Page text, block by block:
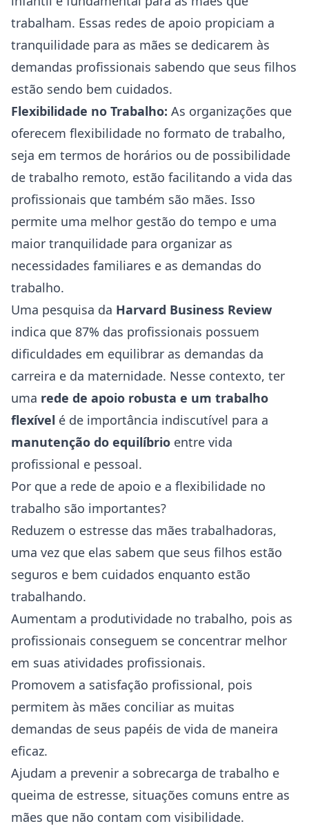
trabalham. Essas redes de apoio propiciam a
tranquilidade para as mães se dedicarem às
demandas profissionais sabendo que seus filhos
estão sendo bem cuidados.
Flexibilidade no Trabalho: As organizações que
oferecem flexibilidade no formato de trabalho,
seja em termos de horários ou de possibilidade
de trabalho remoto, estão facilitando a vida das
profissionais que também são mães. Isso
permite uma melhor gestão do tempo e uma
maior tranquilidade para organizar as
necessidades familiares e as demandas do
trabalho.
Uma pesquisa da Harvard Business Review
indica que 87% das profissionais possuem
dificuldades em equilibrar as demandas da
carreira e da maternidade. Nesse contexto, ter
uma rede de apoio robusta e um trabalho
flexível é de importância indiscutível para a
manutenção do equilíbrio entre vida
profissional e pessoal.
Por que a rede de apoio e a flexibilidade no
trabalho são importantes?
Reduzem o estresse das mães trabalhadoras,
uma vez que elas sabem que seus filhos estão
seguros e bem cuidados enquanto estão
trabalhando.
Aumentam a produtividade no trabalho, pois as
profissionais conseguem se concentrar melhor
em suas atividades profissionais.
Promovem a satisfação profissional, pois
permitem às mães conciliar as muitas
demandas de seus papéis de vida de maneira
eficaz.
Ajudam a prevenir a sobrecarga de trabalho e
queima de estresse, situações comuns entre as
mães que não contam com visibilidade.